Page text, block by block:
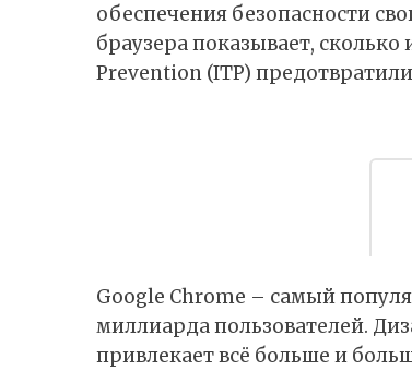
обеспечения безопасности
браузера показывает,
Prevention (ITP)
Google Chrome – самый
миллиарда пользователей.
привлекает всё больше и